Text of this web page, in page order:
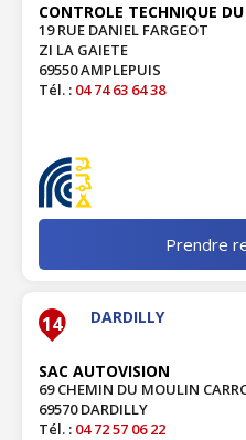
CONTROLE TECHNIQUE
19 RUE DANIEL FARGEOT
ZI LA GAIETE
69550 AMPLEPUIS
Tél. : 04 74 63 64 38
Prendre
14 DARDILLY
SAC AUTOVISION
69 CHEMIN DU MOULIN
69570 DARDILLY
Tél. : 04 72 57 06 22